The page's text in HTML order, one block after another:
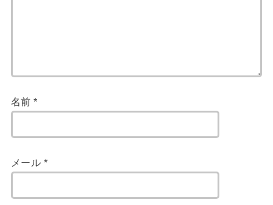
名前*
メール *